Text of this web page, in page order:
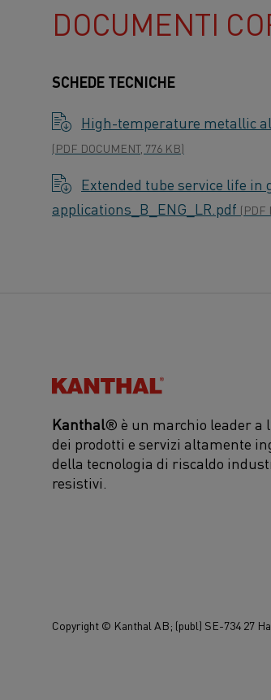
DOCUMENTI
SCHEDE TECNICHE
High-temperature metallic
(PDF DOCUMENT, 776 KB)
Extended tube service life
applications_B_ENG_LR.pdf (PDF
Kanthal®
Kanthal® è un marchio leader a
dei prodotti e servizi altamente
della tecnologia di riscaldo
resistivi.
Copyright © Kanthal AB; (publ) SE-734 27